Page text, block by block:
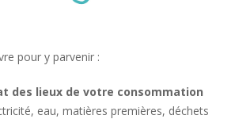
pour y parvenir :
des lieux de votre consommation
eau, matières premières, déchets